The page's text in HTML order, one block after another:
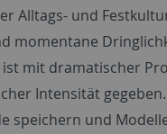
Alltags- und
momentane
mit dramatischer
Intensität
speichern und